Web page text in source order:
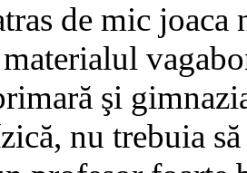
de mic
şi
nu trebuia